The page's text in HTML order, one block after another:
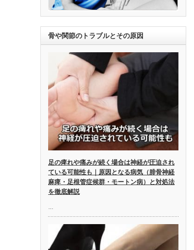
骨や関節のトラブルとその原因
足の痺れや痛みが続く場合は神経が圧迫され
ている可能性も｜原因となる病気（腓骨神経
麻痺・足根管症候群・モートン病）と対処法
を徹底解説